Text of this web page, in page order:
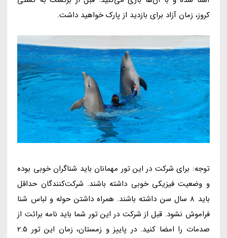
کروز، زمان آزاد برای بازدید از پارک خواهید داشت.
توجه: برای شرکت در این تور مهمانان باید شناگران خوبی بوده
و وضعیت فیزیکی خوبی داشته باشند. شرکت‌کنندگان حداقل
باید 8 سال سن داشته باشند. همراه داشتن حوله و لباس شنا
فراموش نشود. قبل از شرکت در این تور شما باید نامه برائت از
صدمات را امضا کنید. در پاییز و زمستان، زمان این تور 2.5